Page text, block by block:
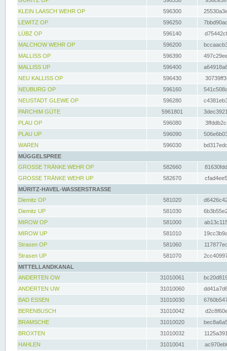
KLEIN LAASCH WEHR OP
596300
LEWITZ OP
596250
LÜBZ OP
596140
MALCHOW WEHR OP
596200
MALLISS OP
596390
MALLISS UP
596400
NEU KALLISS OP
596430
NEUBURG OP
596160
NEUSTADT GLEWE OP
596280
PARCHIM GÜTE
5961801
PLAU OP
596080
PLAU UP
596090
WAREN
596030
MÜGGELSPREE
GROSSE TRÄNKE WEHR OP
582660
GROSSE TRÄNKE WEHR UP
582670
MÜRITZ-HAVEL-WASSERSTRASSE
Diemitz OP
581020
Diemitz UP
581030
MIROW OP
581000
MIROW UP
581010
Strasen OP
581060
Strasen UP
581070
MITTELLANDKANAL
ANDERTEN OW
31010061
ANDERTEN UW
31010060
BAD ESSEN
31010030
BERENBUSCH
31010042
BRAMSCHE
31010020
BROXTEN
31010032
HAHLEN
31010041